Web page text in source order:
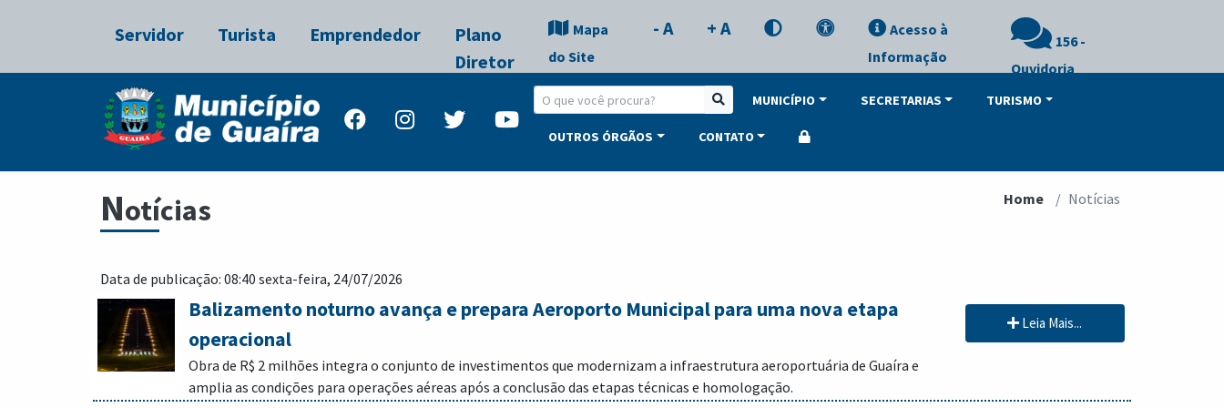
Servidor Turista Emprendedor
Plano
Diretor
Mapa
do Site
- A + A
Acesso à
Informação
156 -
Ouvidoria
MUNICÍPIO SECRETARIAS TURISMO
OUTROS ÓRGÃOS CONTATO
Notícias Home Notícias
Data de publicação: 08:40 sexta-feira, 24/07/2026
Balizamento noturno avança e prepara Aeroporto Municipal para uma nova etapa
operacional
Obra de R$ 2 milhões integra o conjunto de investimentos que modernizam a infraestrutura aeroportuária de Guaíra e
amplia as condições para operações aéreas após a conclusão das etapas técnicas e homologação.
Leia Mais...